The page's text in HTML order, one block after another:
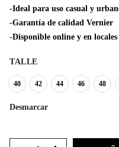
-Ideal para uso casual y
-Garantía de calidad Vernier
-Disponible online y en
TALLE
40 42 44 46 48
Desmarcar